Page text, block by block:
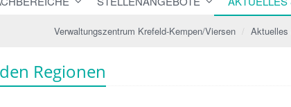
Verwaltungszentrum Krefeld-Kempen/Viersen Aktuelles
Regionen